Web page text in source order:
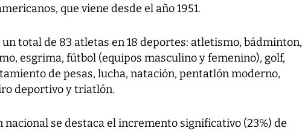
que viene desde el año 1951.
total de 83 atletas en 18 deportes: atletismo, bádminton,
esgrima, fútbol (equipos masculino y femenino), golf,
de pesas, lucha, natación, pentatlón moderno,
deportivo y triatlón.
nacional se destaca el incremento significativo (23%) de